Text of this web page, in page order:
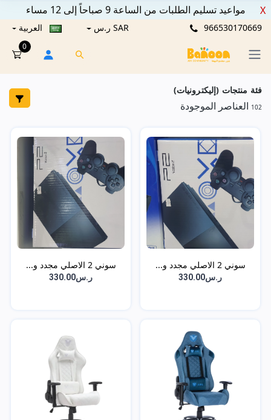
مواعيد تسليم الطلبات من الساعة 9 صباحاً إلى 12 مساء X
966530170669 SAR ر.س العربية
0
فئة منتجات (إليكترونيات)
102 العناصر الموجودة
سوني 2 الاصلي مجدد و...
ر.س330.00
سوني 2 الاصلي مجدد و...
ر.س330.00